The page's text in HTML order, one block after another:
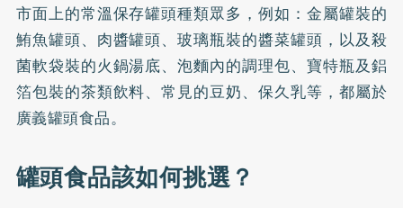
市面上的常溫保存罐頭種類眾多，例如：金屬罐裝的
鮪魚罐頭、肉醬罐頭、玻璃瓶裝的醬菜罐頭，以及殺
菌軟袋裝的火鍋湯底、泡麵內的調理包、寶特瓶及鋁
箔包裝的茶類飲料、常見的豆奶、保久乳等，都屬於
廣義罐頭食品。
罐頭食品該如何挑選？